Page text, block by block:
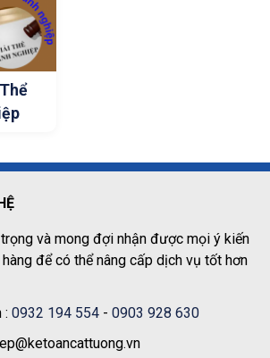
và mong đợi nhận được mọi ý kiến
để có thể nâng cấp dịch vụ tốt hơn
: 0932 194 554 - 0903 928 630